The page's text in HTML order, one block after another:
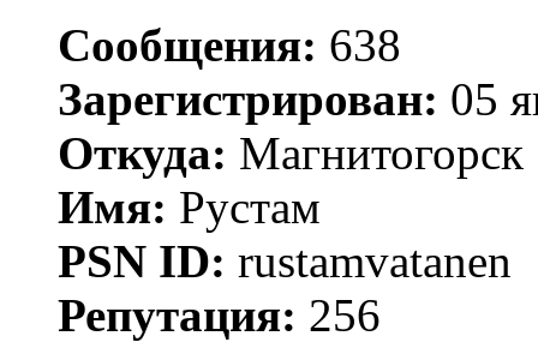
Сообщения: 638
Зарегистрирован: 05
Откуда: Магнитогорск
Имя: Рустам
PSN ID: rustamvatanen
Репутация: 256